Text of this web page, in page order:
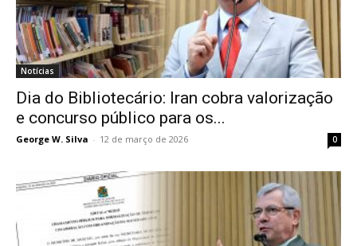
Notícias
Dia do Bibliotecário: Iran cobra valorização
e concurso público para os...
George W. Silva - 12 de março de 2026 0